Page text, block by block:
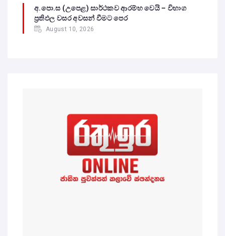
අ.පො.ස (උපෙළ) සාර්ථකව ආරම්භ වෙයි – විභාග
ප්‍රතිඵල වසර අවසන් වීමට පෙර
August 10, 2026